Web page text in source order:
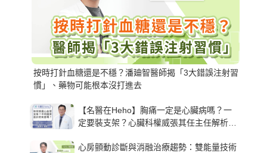
按時打針血糖還是不穩？潘廸智醫師揭「3大錯誤注射習
慣」、藥物可能根本沒打進去
【名醫在Heho】胸痛一定是心臟病嗎？一
定要裝支架？心臟科權威張其任主任解析支
心房顫動診斷與消融治療趨勢：雙能量技術